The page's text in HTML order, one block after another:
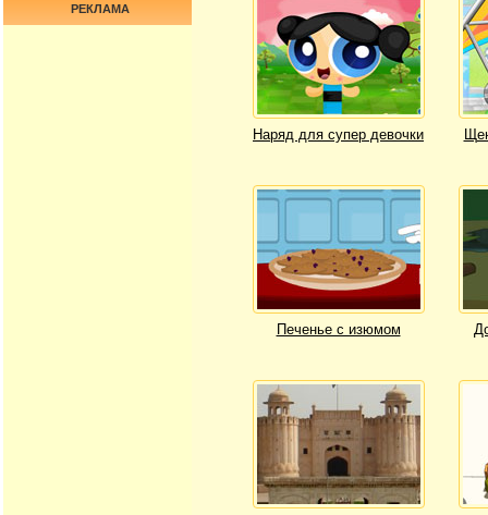
Наряд для супер девочки
Печенье с изюмом
РЕКЛАМА